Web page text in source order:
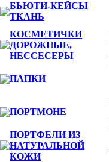
БЬЮТИ-КЕЙСЫ
ТКАНЬ
КОСМЕТИЧКИ
ДОРОЖНЫЕ,
НЕССЕСЕРЫ
ПАПКИ
ПОРТМОНЕ
ПОРТФЕЛИ ИЗ
НАТУРАЛЬНОЙ
КОЖИ